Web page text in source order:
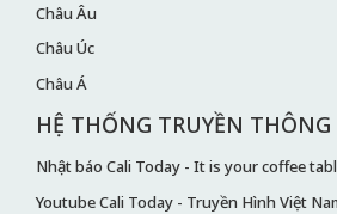
Châu Âu
Châu Úc
Châu Á
HỆ THỐNG TRUYỀN
Nhật báo Cali Today - It is your coffee
Youtube Cali Today - Truyền Hình Việt